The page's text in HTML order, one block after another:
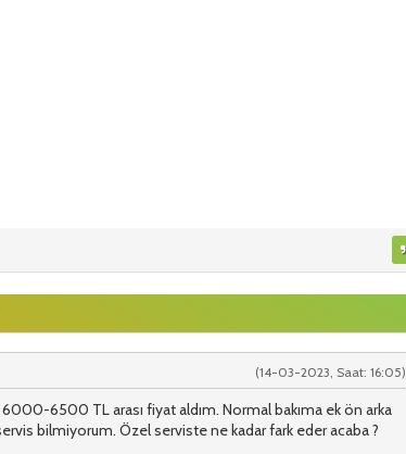
(14-03-2023, Saat: 16:05)
6500 TL arası fiyat aldım. Normal bakıma ek ön arka
bilmiyorum. Özel serviste ne kadar fark eder acaba ?